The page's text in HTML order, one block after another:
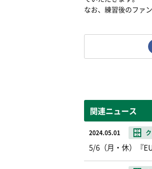
なお、練習後のファ
関連ニュース
2024.05.01
5/6（月・休）『